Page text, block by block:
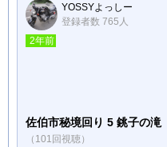
YOSSYよっしー
登録者数 765人
2年前
佐伯市秘境回り 5 銚子の滝
（101回視聴）